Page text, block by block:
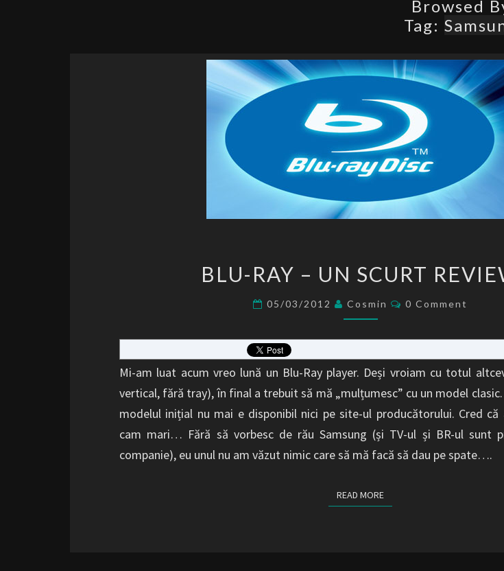
Browsed
Tag:
RAY
UN
SCURT
REVIEW
BLU-RAY – UN SCURT
05/03/2012 Cosmin Comments
0 Comment
Mi-am luat acum vreo lună un Blu-Ray player. Deși vroiam cu totul
vertical, fără tray), în final a trebuit să mă „mulțumesc” cu un model
modelul inițial nu mai e disponibil nici pe site-ul producătorului. Cred
cam mari… Fără să vorbesc de rău Samsung (și TV-ul și BR-ul sunt
companie), eu unul nu am văzut nimic care să mă facă să dau pe spate….
READ MORE